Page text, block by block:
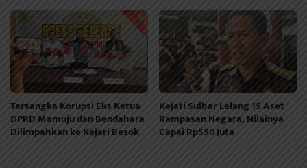
Tersangka Korupsi Eks Ketua
DPRD Mamuju dan Bendahara
Dilimpahkan ke Kejari Besok
Kejati Sulbar Lelang 15 Aset
Rampasan Negara, Nilainya
Capai Rp550 Juta